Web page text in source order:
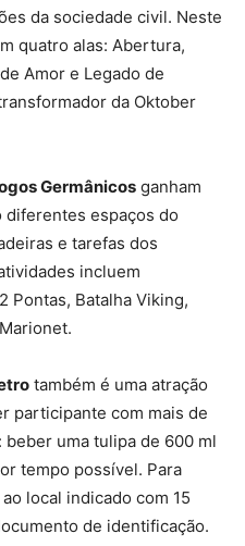
da sociedade civil. Neste
quatro alas: Abertura,
Amor e Legado de
da Oktober
Germânicos ganham
espaços do
e tarefas dos
incluem
Pontas, Batalha Viking,
também é uma atração
participante com mais de
beber uma tulipa de 600 ml
tempo possível. Para
local indicado com 15
de identificação.